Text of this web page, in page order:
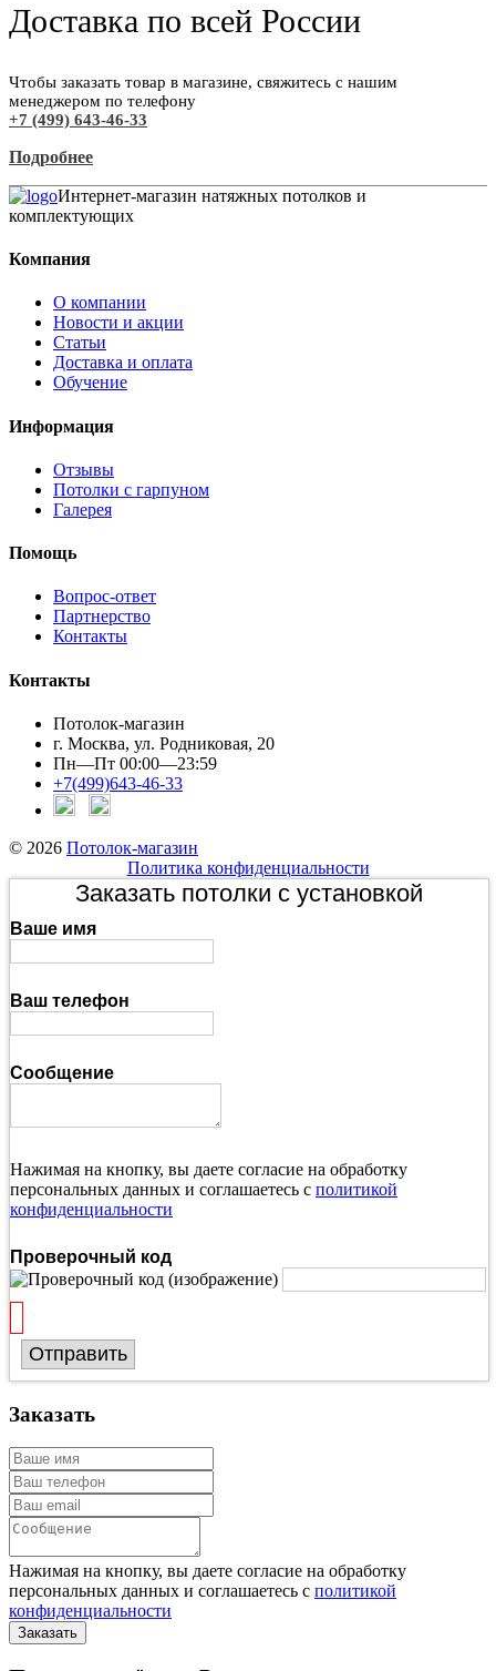
Доставка по всей России
Чтобы заказать товар в магазине, свяжитесь с нашим
менеджером по телефону
+7 (499) 643-46-33
Подробнее
Интернет-магазин натяжных потолков и
комплектующих
Компания
О компании
Новости и акции
Статьи
Доставка и оплата
Обучение
Информация
Отзывы
Потолки с гарпуном
Галерея
Помощь
Вопрос-ответ
Партнерство
Контакты
Контакты
Потолок-магазин
г. Москва, ул. Родниковая, 20
Пн—Пт 00:00—23:59
+7(499)643-46-33
© 2026 Потолок-магазин
Политика конфиденциальности
Заказать потолки с установкой
Ваше имя
Ваш телефон
Сообщение
Нажимая на кнопку, вы даете согласие на обработку
персональных данных и соглашаетесь с политикой
конфиденциальности
Проверочный код
Отправить
Заказать
Нажимая на кнопку, вы даете согласие на обработку
персональных данных и соглашаетесь с политикой
конфиденциальности